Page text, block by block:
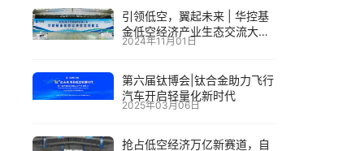
引领低空，翼起未来 | 华控基
金低空经济产业生态交流大会
召开
2024年11月01日
第六届钛博会|钛合金助力飞行
汽车开启轻量化新时代
2025年03月06日
抢占低空经济万亿新赛道，自